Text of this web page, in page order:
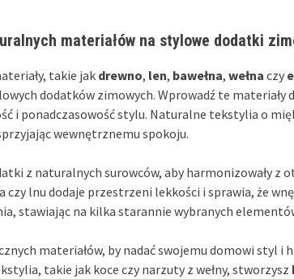
materiałów na stylowe dodatki
takie jak drewno, len, bawełna, wełna czy
dodatków zimowych. Wprowadź te materiały
i ponadczasowość stylu. Naturalne tekstylia o
wewnętrznemu spokoju.
z naturalnych surowców, aby harmonizowały z
czy lnu dodaje przestrzeni lekkości i sprawia, że
stawiając na kilka starannie wybranych
materiałów, by nadać swojemu domowi styl i
takie jak koce czy narzuty z wełny, stworzysz